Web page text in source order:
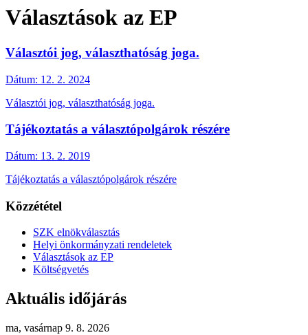
Választások az EP
Választói jog, választhatóság joga.
Dátum: 12. 2. 2024
Választói jog, választhatóság joga.
Tájékoztatás a választópolgárok részére
Dátum: 13. 2. 2019
Tájékoztatás a választópolgárok részére
Közzététel
SZK elnökválasztás
Helyi önkormányzati rendeletek
Választások az EP
Költségvetés
Aktuális időjárás
ma, vasárnap 9. 8. 2026